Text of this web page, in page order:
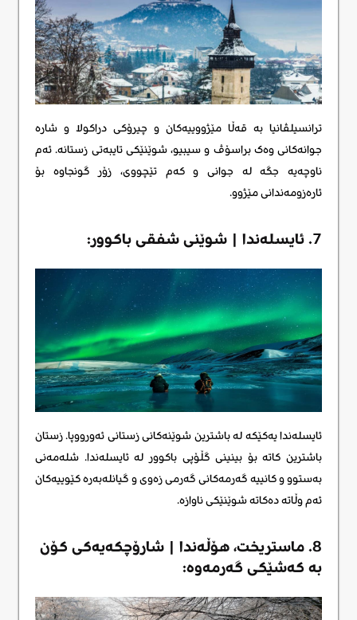
ترانسیلڤانیا بە قەڵا مێژووییەکان و چیرۆکی دراکولا و شارە
جوانەکانی وەک براسۆڤ و سیبیو، شوێنێکی تایبەتی زستانە. ئەم
ناوچەیە جگە لە جوانی و کەم تێچووی، زۆر گونجاوە بۆ
ئارەزومەندانی مێژوو.
7. ئایسلەندا | شوێنی شفقی باکوور:
ئایسلەندا یەکێکە لە باشترین شوێنەکانی زستانی ئەورووپا. زستان
باشترین کاتە بۆ بینینی گڵۆپی باکوور لە ئایسلەندا. شلەمەنی
بەستوو و کانییە گەرمەکانی گەرمی زەوی و گیانلەبەرە کێوییەکان
ئەم وڵاتە دەکاتە شوێنێکی ناوازە.
8. ماستریخت، هۆڵەندا | شارۆچکەیەکی کۆن
بە کەشێکی گەرمەوە: